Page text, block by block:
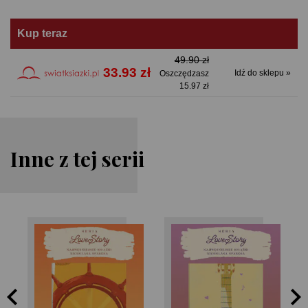
Kup teraz
33.93 zł
49.90 zł
Oszczędzasz
15.97 zł
Idź do sklepu »
Inne z tej serii
Nicholas Sparks Nicholas Sparks